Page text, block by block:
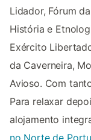
Lidador, Fórum
História e
Exército
da Caverneira,
Avioso. Com
Para relaxar
alojamento